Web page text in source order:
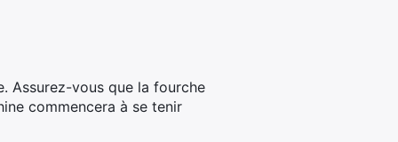
Assurez-vous que la fourche
commencera à se tenir